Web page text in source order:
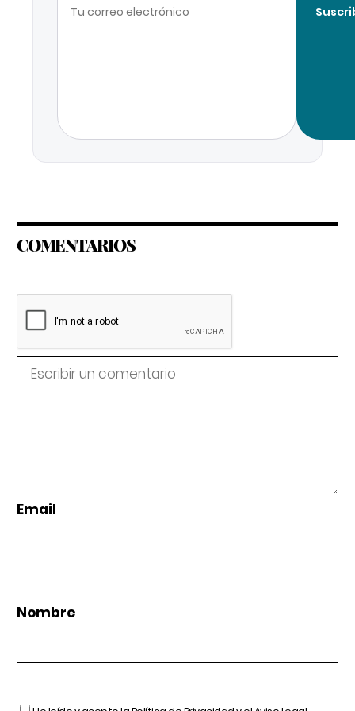
COMENTARIOS
Email
Nombre